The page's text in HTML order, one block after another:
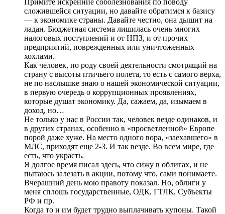
сложившейся ситуации, но давайте обратимся к базису
— к экономике страны. Давайте честно, она дышит на
ладан. Бюджетная система лишилась очень многих
налоговых поступлений и от НПЗ, и от прочих
предприятий, поврежденных или уничтоженных
хохлами.
Как человек, по роду своей деятельности смотрящий на
страну с высоты птичьего полета, то есть с самого верха,
не по наслышке знаю о нашей экономической ситуации,
в первую очередь о коррупционных проявлениях,
которые душат экономику. Да, сажаем, да, изымаем в
доход, но…
Не только у нас в России так, человек везде одинаков, и
в других странах, особенно в «просветленной» Европе
порой даже хуже. На место одного вора, «заехавшего» в
МЛС, приходят еще 2-3. И так везде. Во всем мире, где
есть, что украсть.
Я долгое время писал здесь, что сижу в облигах, и не
пытаюсь залезать в акции, потому что, сами понимаете.
Вчерашний день мою правоту показал. Но, облиги у
меня сплошь государственные, ОДК, ГТЛК, Субъекты
РФ и пр.
Когда то и им будет трудно выплачивать купоны. Такой